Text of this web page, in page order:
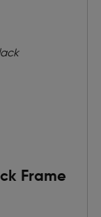
Frame